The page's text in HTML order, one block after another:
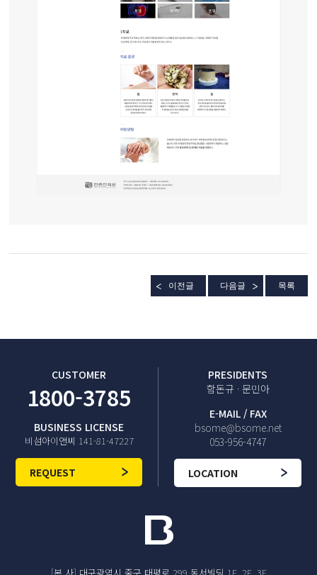
이전글 다음글 목록
CUSTOMER
1800-3785
BUSINESS LICENSE
비섬아이앤씨 141-81-47227
REQUEST
PRESIDENTS
함돈규 · 문민아
E-MAIL / FAX
bsome@bsome.net
053-956-4747
LOCATION